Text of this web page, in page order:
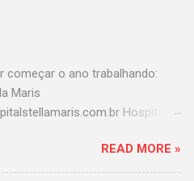
começar o ano trabalhando:
Maris
Hospital
Prevent
READ MORE »